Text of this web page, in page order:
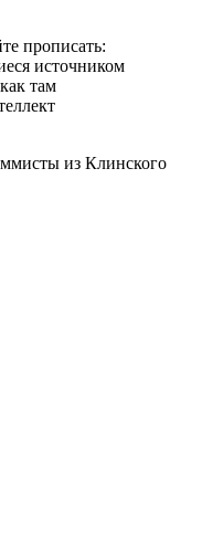
прописать:
источником
там
из Клинского